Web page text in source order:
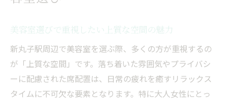
美容室選びで重視したい上質な空間の魅力
新丸子駅周辺で美容室を選ぶ際、多くの方が重視するの
が「上質な空間」です。落ち着いた雰囲気やプライバシ
ーに配慮された席配置は、日常の疲れを癒すリラックス
タイムに不可欠な要素となります。特に大人女性にとっ